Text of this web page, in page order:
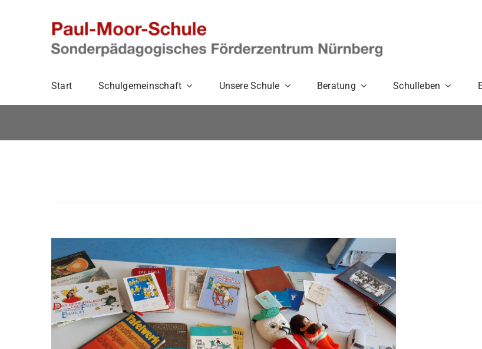
Start Schulgemeinschaft Unsere Schule Beratung Schulleben
grösseres
Bild